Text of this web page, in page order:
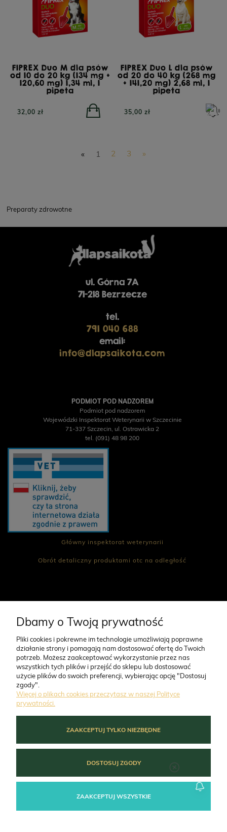
FIPREX Duo M dla psów
od 10 do 20 kg (134 mg +
120,60 mg) 1,34 ml, 1
pipeta
32,00 zł
FIPREX Duo L dla psów
od 20 do 40 kg (268 mg
+ 141,20 mg) 2,68 ml, 1
pipeta
35,00 zł
« 1 2 3 »
Preparaty zdrowotne
ul. Górna 7A
71-218 Bezrzecze
tel.
791 040 688
email:
info@dlapsaikota.com
PODMIOT POD NADZOREM
Podmiot pod nadzorem
Wojewódzki Inspektorat Weterynarii w Szczecinie
71-337 Szczecin, ul. Ostrawicka 2
tel. (091) 48 98 200
Główny inspektorat weterynarii
Obrót detaliczny produktami otc na odległość
CO NAS WYRÓŻNIA
O FIRMIE
MOJE KONTO
Dbamy o Twoją prywatność
Pliki cookies i pokrewne im technologie umożliwiają poprawne
działanie strony i pomagają nam dostosować ofertę do Twoich
potrzeb. Możesz zaakceptować wykorzystanie przez nas
wszystkich tych plików i przejść do sklepu lub dostosować
użycie plików do swoich preferencji, wybierając opcję "Dostosuj
zgody".
Więcej o plikach cookies przeczytasz w naszej Polityce
prywatności.
ZAAKCEPTUJ TYLKO NIEZBĘDNE
DOSTOSUJ ZGODY
ZAAKCEPTUJ WSZYSTKIE